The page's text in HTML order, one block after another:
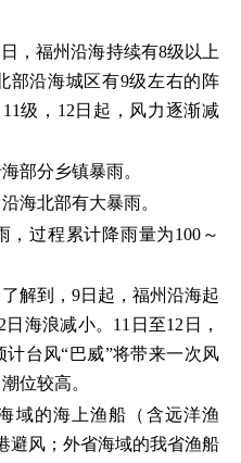
，福州沿海持续有8级以上
部沿海城区有9级左右的阵
级，12日起，风力逐渐减
部分乡镇暴雨。
海北部有大暴雨。
，过程累计降雨量为100～
解到，9日起，福州沿海起
海浪减小。11日至12日，
台风“巴威”将带来一次风
位较高。
域的海上渔船（含远洋渔
避风；外省海域的我省渔船